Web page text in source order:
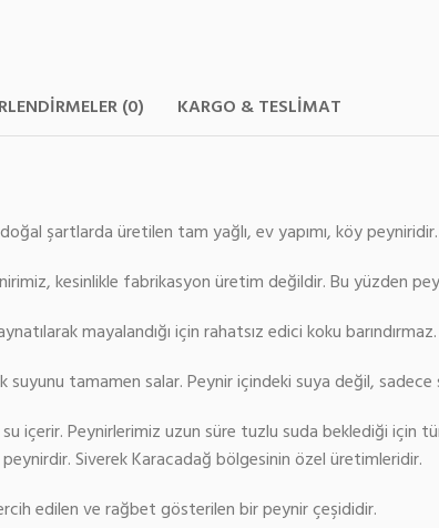
(0) KARGO & TESLIMAT
şartlarda üretilen tam yağlı, ev yapımı, köy peyniridir.
kesinlikle fabrikasyon üretim değildir. Bu yüzden
mayalandığı için rahatsız edici koku barındırmaz.
tamamen salar. Peynir içindeki suya değil,
içerir. Peynirlerimiz uzun süre tuzlu suda beklediği için
peynirdir. Siverek Karacadağ bölgesinin özel üretimleridir.
edilen ve rağbet gösterilen bir peynir çeşididir.